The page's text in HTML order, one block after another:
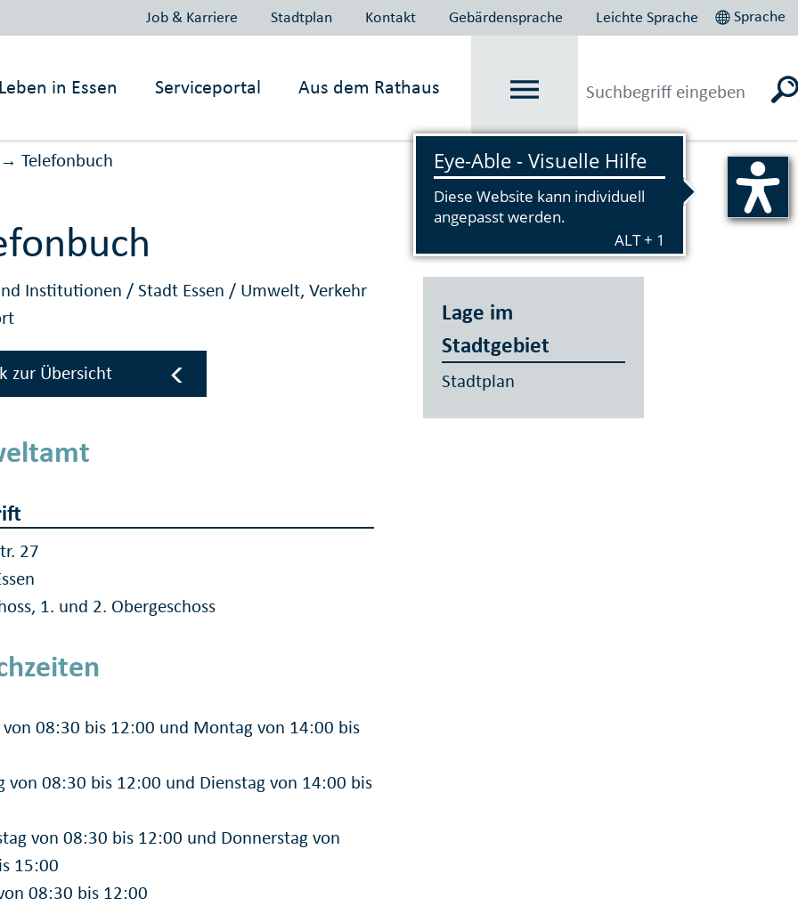
Job & Karriere Stadtplan Kontakt Gebärdensprache Leichte Sprache Sprache
Leben in Essen Serviceportal Aus dem Rathaus
→ Telefonbuch Vorlesen
Institutionen /Stadt Essen / Umwelt, Verkehr
zur Übersicht
27
1. und 2. Obergeschoss
08:30 bis 12:00 und Montag von 14:00 bis
von 08:30 bis 12:00 und Dienstag von 14:00 bis
von 08:30 bis 12:00 und Donnerstag von
15:00
08:30 bis 12:00
Lage im
Stadtgebiet
Stadtplan